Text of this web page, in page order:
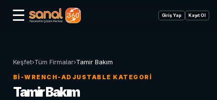
☰ Giriş Yap Kayıt Ol
Keşfet›Tüm Firmalar›Tamir Bakım
BI-WRENCH-ADJUSTABLE KATEGORI
Tamir Bakım